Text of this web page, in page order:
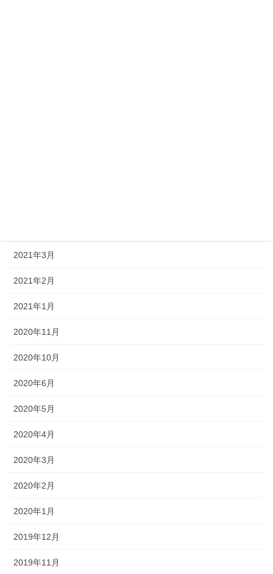
2021年3月
2021年2月
2021年1月
2020年11月
2020年10月
2020年6月
2020年5月
2020年4月
2020年3月
2020年2月
2020年1月
2019年12月
2019年11月